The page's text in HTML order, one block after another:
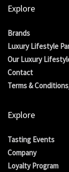
Explore
Brands
Luxury Lifestyle
Our Luxury
Contact
Terms &
Explore
Tasting Events
Company
Loyalty Program